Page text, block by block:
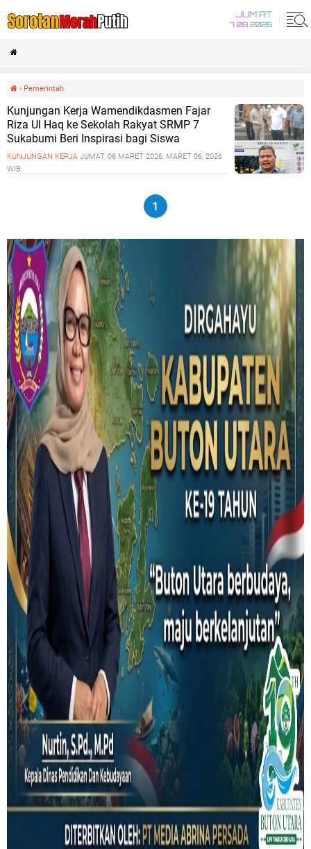
JUM'AT
7 08 2026
› Pemerintah
Kunjungan Kerja Wamendikdasmen Fajar
Riza Ul Haq ke Sekolah Rakyat SRMP 7
Sukabumi Beri Inspirasi bagi Siswa
KUNJUNGAN KERJA JUMAT, 06 MARET 2026, MARET 06, 2026
WIB
1